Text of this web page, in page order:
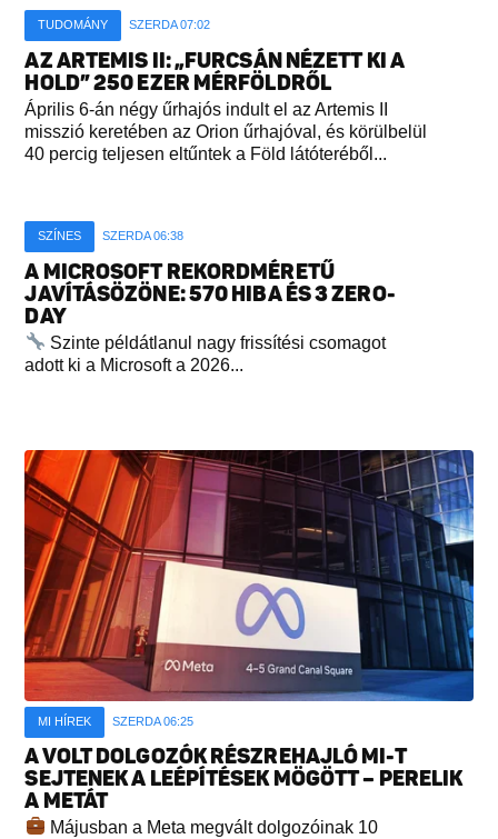
TUDOMÁNY SZERDA 07:02
AZ ARTEMIS II: „FURCSÁN NÉZETT KI A
HOLD” 250 EZER MÉRFÖLDRŐL
Április 6-án négy űrhajós indult el az Artemis II
misszió keretében az Orion űrhajóval, és körülbelül
40 percig teljesen eltűntek a Föld látóteréből...
SZÍNES SZERDA 06:38
A MICROSOFT REKORDMÉRETŰ
JAVÍTÁSÖZÖNE: 570 HIBA ÉS 3 ZERO-
DAY
Szinte példátlanul nagy frissítési csomagot
adott ki a Microsoft a 2026...
MI HÍREK SZERDA 06:25
A VOLT DOLGOZÓK RÉSZREHAJLÓ MI-T
SEJTENEK A LEÉPÍTÉSEK MÖGÖTT – PERELIK
A METÁT
Májusban a Meta megvált dolgozóinak 10